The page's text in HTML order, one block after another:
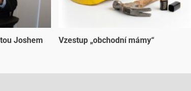
Joshem
Vzestup „obchodní mámy“